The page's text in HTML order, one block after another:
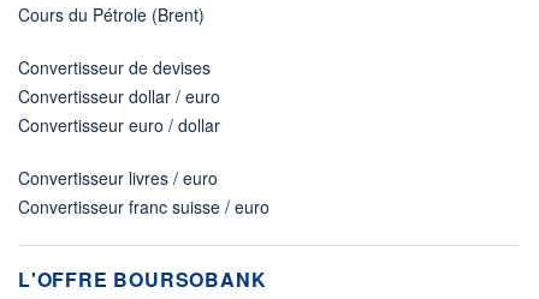
Cours du Pétrole (Brent)
Convertisseur de devises
Convertisseur dollar / euro
Convertisseur euro / dollar
Convertisseur livres / euro
Convertisseur franc suisse / euro
L'OFFRE BOURSOBANK